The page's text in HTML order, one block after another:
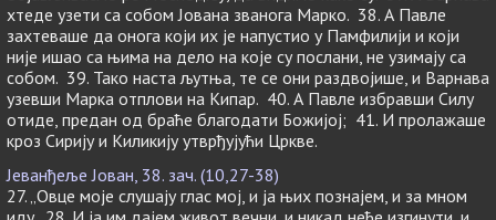
хтеде узети са собом Јована званога Марко. 38. А Павле
захтеваше да онога који их је напустио у Памфилији и који
није ишао са њима на дело на које су послани, не узимају са
собом. 39. Тако наста љутња, те се они раздвојише, и Варнава
узевши Марка отплови на Кипар. 40. А Павле избравши Силу
отиде, предан од браће благодати Божијој; 41. И пролажаше
кроз Сирију и Киликију утврђујући Цркве.
Јеванђеље Јован, 38. зач. (10,27-38)
27. „Овце моје слушају глас мој, и ја њих познајем, и за мном